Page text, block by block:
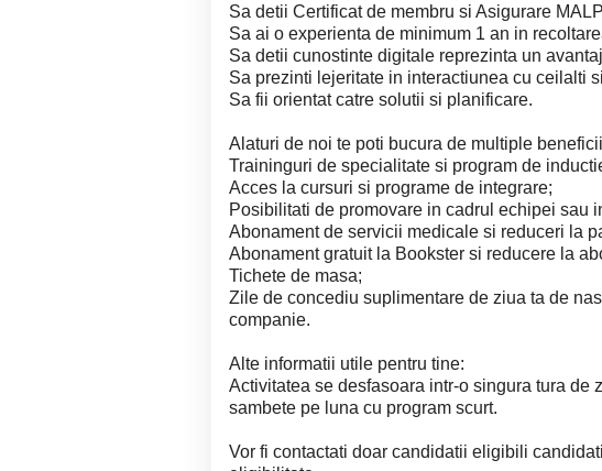
Sa detii Certificat de membru si Asigurare
Sa ai o experienta de minimum 1 an in
Sa detii cunostinte digitale reprezinta un
Sa prezinti lejeritate in interactiunea cu ceilalti
Sa fii orientat catre solutii si planificare.
Alaturi de noi te poti bucura de multiple
Traininguri de specialitate si program de
Acces la cursuri si programe de integrare;
Posibilitati de promovare in cadrul echipei sau
Abonament de servicii medicale si reduceri la
Abonament gratuit la Bookster si reducere la
Tichete de masa;
Zile de concediu suplimentare de ziua ta de
companie.
Alte informatii utile pentru tine:
Activitatea se desfasoara intr-o singura tura de
sambete pe luna cu program scurt.
Vor fi contactati doar candidatii eligibili